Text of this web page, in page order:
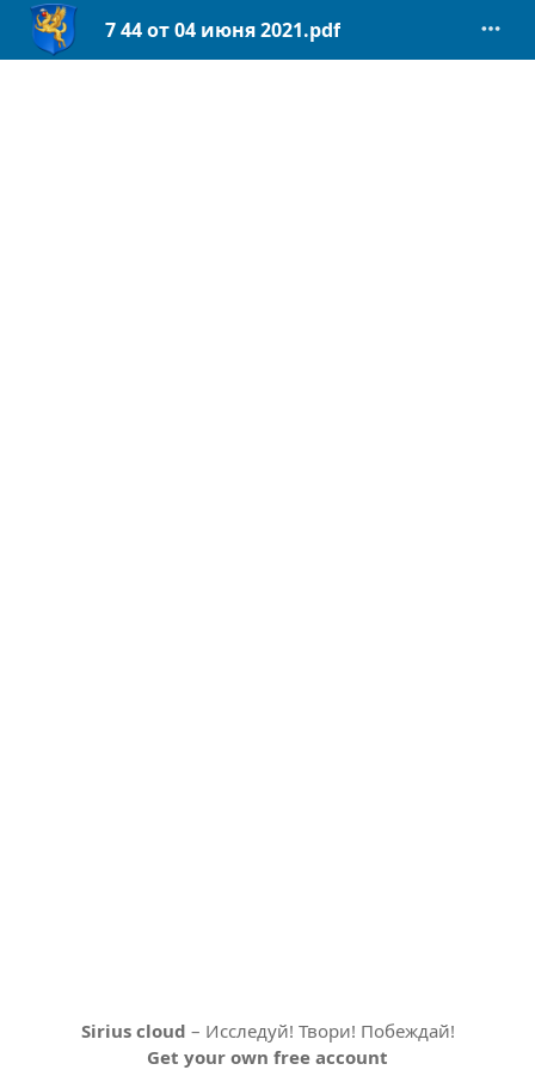
7 44 от 04 июня 2021.pdf
Sirius cloud – Исследуй! Твори! Побеждай!
Get your own free account